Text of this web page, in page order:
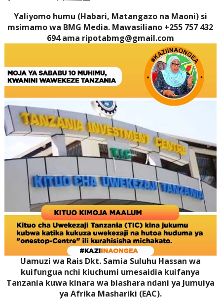
Yaliyomo humu (Habari, Matangazo na Maoni) si
msimamo wa BMG Media. Mawasiliano +255 757 432
694 ama ripotabmg@gmail.com
Uamuzi wa Rais Dkt. Samia Suluhu Hassan wa
kuifungua nchi kiuchumi umesaidia kuifanya
Tanzania kuwa kinara wa biashara ndani ya Jumuiya
ya Afrika Mashariki (EAC).